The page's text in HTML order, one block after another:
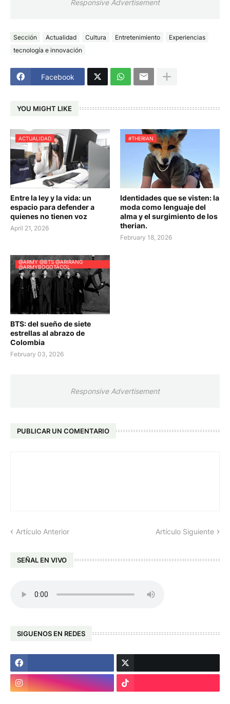
Responsive Advertisement
Sección Actualidad Cultura Entretenimiento
Experiencias
tecnología e innovación
Facebook
YOU MIGHT LIKE
ACTUALIDAD
Entre la ley y la vida: un
espacio para defender a
quienes no tienen voz
April 21, 2026
#THERIAN
Identidades que se visten: la
moda como lenguaje del
alma y el surgimiento de los
therian.
February 18, 2026
@ARMY @BTS @ARIRANG
@ARMYBOGOTACOL
BTS: del sueño de siete
estrellas al abrazo de
Colombia
February 03, 2026
Responsive Advertisement
PUBLICAR UN COMENTARIO
Artículo Anterior Artículo Siguiente
SEÑAL EN VIVO
SIGUENOS EN REDES